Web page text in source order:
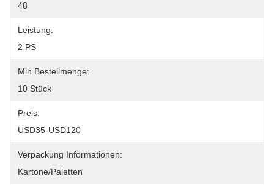
48
Leistung:
2 PS
Min Bestellmenge:
10 Stück
Preis:
USD35-USD120
Verpackung Informationen:
Kartone/Paletten